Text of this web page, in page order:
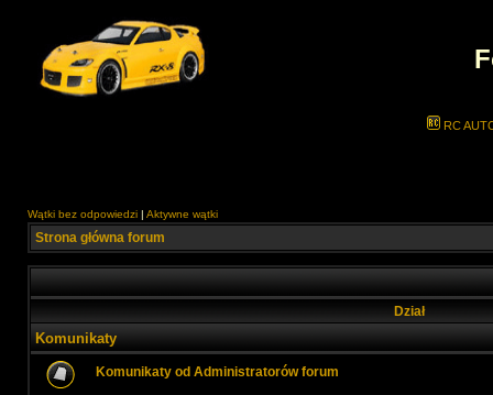
RC
Wątki bez odpowiedzi | Aktywne wątki
Strona główna forum
Dział
Komunikaty
Komunikaty od Administratorów forum